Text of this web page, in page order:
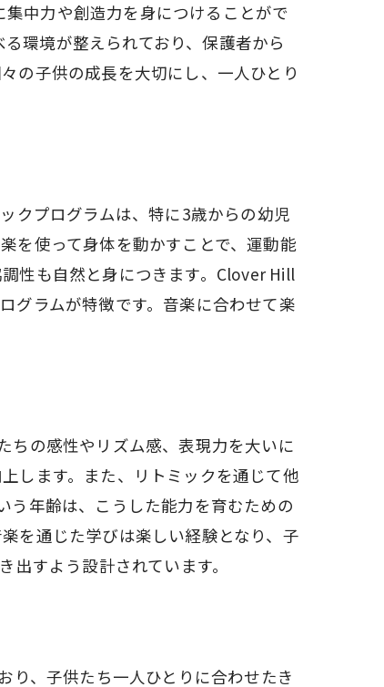
中力や創造力を身につけることがで
環境が整えられており、保護者から
の子供の成長を大切にし、一人ひとり
クプログラムは、特に3歳からの幼児
を使って身体を動かすことで、運動能
性も自然と身につきます。Clover Hill
グラムが特徴です。音楽に合わせて楽
ちの感性やリズム感、表現力を大いに
します。また、リトミックを通じて他
う年齢は、こうした能力を育むための
を通じた学びは楽しい経験となり、子
すよう設計されています。
り、子供たち一人ひとりに合わせたき